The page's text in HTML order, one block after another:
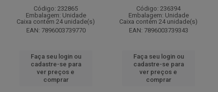
Código: 232865
Embalagem: Unidade
Caixa contém 24 unidade(s)
EAN: 7896003739770
Faça seu login ou
cadastre-se para
ver preços e
comprar
Código: 236394
Embalagem: Unidade
Caixa contém 24 unidade(s)
EAN: 7896003739343
Faça seu login ou
cadastre-se para
ver preços e
comprar